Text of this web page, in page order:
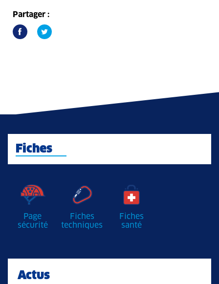
Partager :
Fiches
Page
sécurité
Fiches
techniques
Fiches
santé
Actus